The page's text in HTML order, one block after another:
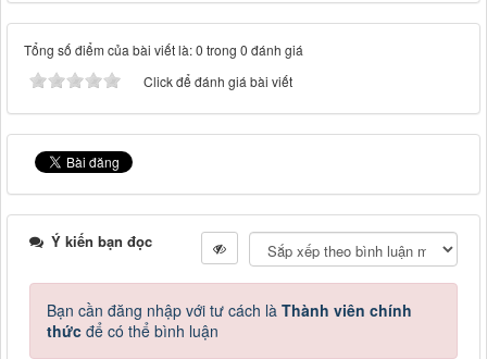
Tổng số điểm của bài viết là: 0 trong 0 đánh giá
Click để đánh giá bài viết
Ý kiến bạn đọc
Bạn cần đăng nhập với tư cách là Thành viên chính
thức để có thể bình luận